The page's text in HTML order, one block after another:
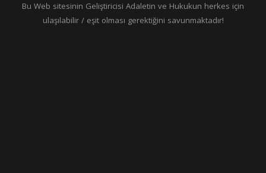
Bu Web sitesinin Geliştiricisi Adaletin ve Hukukun herkes için
ulaşılabilir / eşit olması gerektiğini savunmaktadır!